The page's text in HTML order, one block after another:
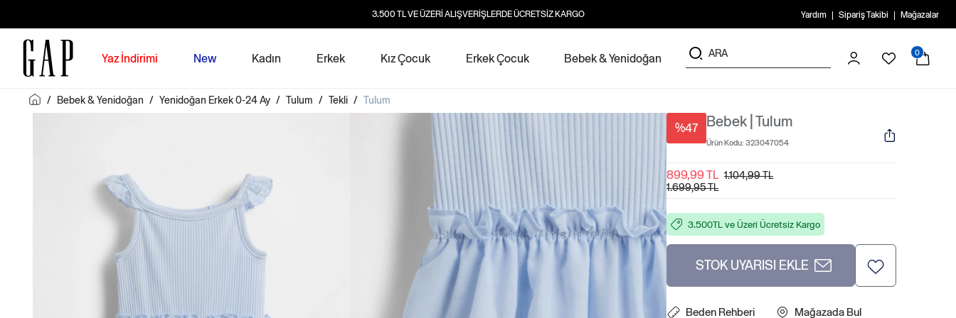
3.500 TL VE ÜZERİ ALIŞVERİŞLERDE ÜCRETSİZ KARGO Yardım Sipariş Takibi Mağazalar
Yaz İndirimi New Kadın Erkek Kız Çocuk Erkek Çocuk Bebek & Yenidoğan 0
/ Bebek & Yenidoğan / Yenidoğan Erkek 0-24 Ay / Tulum / Tekli / Tulum
%47 Bebek | Tulum
Ürün Kodu: 323047054
899,99 TL 1.104,99 TL
1.699,95 TL
3.500TL ve Üzeri Ücretsiz Kargo
STOK UYARISI EKLE
Beden Rehberi Mağazada Bul